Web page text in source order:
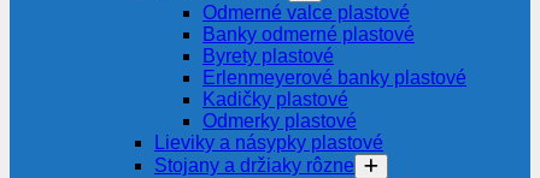
Odmerné valce plastové
Banky odmerné plastové
Byrety plastové
Erlenmeyerové banky plastové
Kadičky plastové
Odmerky plastové
Lieviky a násypky plastové
Stojany a držiaky rôzne